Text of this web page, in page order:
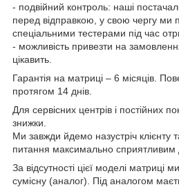
- подвійний контроль: наші
перед відправкою, у свою чергу ми
спеціальними тестерами під час
- можливість привезти на
цікавить.
Гарантія на матриці – 6 місяців.
протягом 14 днів.
Для сервісних центрів і постійних
знижки.
Ми завжди йдемо назустріч клієнту
питання максимально сприятливим
За відсутності цієї моделі матриці
сумісну (аналог). Під аналогом